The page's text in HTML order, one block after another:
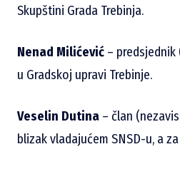
Skupštini Grada Trebinja.
Nenad Milićević –
u Gradskoj upravi Trebinje.
Veselin Dutina – član
blizak vladajućem SNSD-u, a